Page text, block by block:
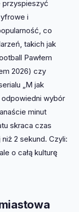
przyspieszyć
i
co
takich jak
Pawłem
2026) czy
„M jak
odpowiedni wybór
minut
skraca czas
2 sekund. Czyli:
o całą kulturę